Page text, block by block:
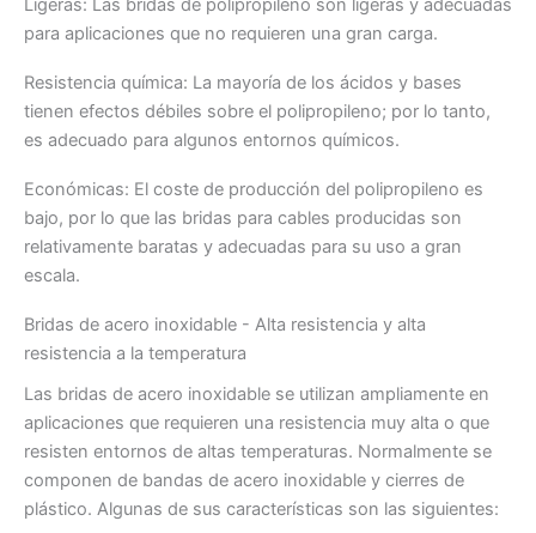
Ligeras: Las bridas de polipropileno son ligeras y adecuadas
para aplicaciones que no requieren una gran carga.
Resistencia química: La mayoría de los ácidos y bases
tienen efectos débiles sobre el polipropileno; por lo tanto,
es adecuado para algunos entornos químicos.
Económicas: El coste de producción del polipropileno es
bajo, por lo que las bridas para cables producidas son
relativamente baratas y adecuadas para su uso a gran
escala.
Bridas de acero inoxidable - Alta resistencia y alta
resistencia a la temperatura
Las bridas de acero inoxidable se utilizan ampliamente en
aplicaciones que requieren una resistencia muy alta o que
resisten entornos de altas temperaturas. Normalmente se
componen de bandas de acero inoxidable y cierres de
plástico. Algunas de sus características son las siguientes: